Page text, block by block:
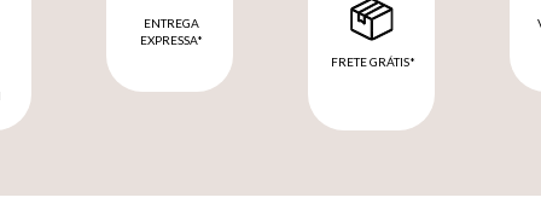
ENTREGA
EXPRESSA*
FRETE GRÁTIS*